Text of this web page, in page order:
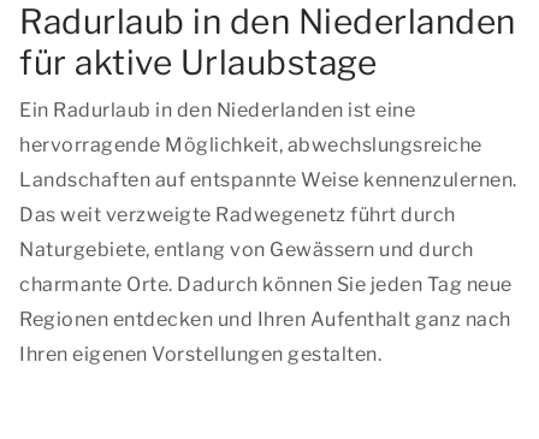
Radurlaub in den Niederlanden
für aktive Urlaubstage
Ein Radurlaub in den Niederlanden ist eine
hervorragende Möglichkeit, abwechslungsreiche
Landschaften auf entspannte Weise kennenzulernen.
Das weit verzweigte Radwegenetz führt durch
Naturgebiete, entlang von Gewässern und durch
charmante Orte. Dadurch können Sie jeden Tag neue
Regionen entdecken und Ihren Aufenthalt ganz nach
Ihren eigenen Vorstellungen gestalten.